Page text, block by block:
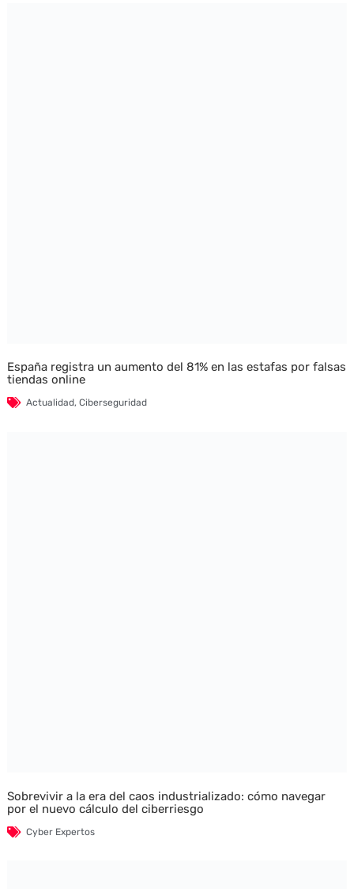
España registra un aumento del 81% en las estafas por falsas
tiendas online
Actualidad, Ciberseguridad
Sobrevivir a la era del caos industrializado: cómo navegar
por el nuevo cálculo del ciberriesgo
Cyber Expertos